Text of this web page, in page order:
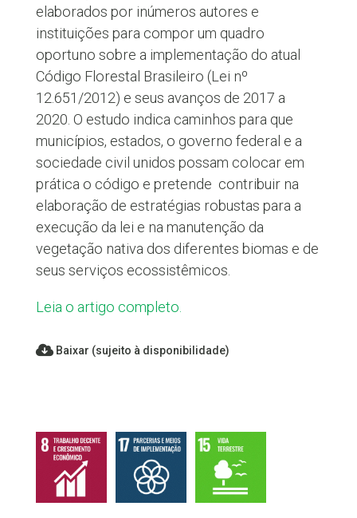
elaborados por inúmeros autores e
instituições para compor um quadro
oportuno sobre a implementação do atual
Código Florestal Brasileiro (Lei nº
12.651/2012) e seus avanços de 2017 a
2020. O estudo indica caminhos para que
municípios, estados, o governo federal e a
sociedade civil unidos possam colocar em
prática o código e pretende contribuir na
elaboração de estratégias robustas para a
execução da lei e na manutenção da
vegetação nativa dos diferentes biomas e de
seus serviços ecossistêmicos.
Leia o artigo completo.
Baixar (sujeito à disponibilidade)